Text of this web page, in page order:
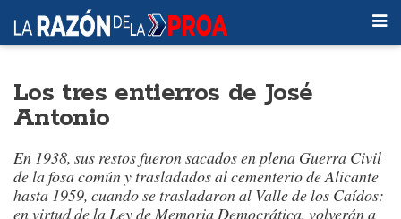
Los tres entierros de José
Antonio
En 1938, sus restos fueron sacados en plena Guerra Civil
de la fosa común y trasladados al cementerio de Alicante
hasta 1959, cuando se trasladaron al Valle de los Caídos:
en virtud de la Ley de Memoria Democrática, volverán a